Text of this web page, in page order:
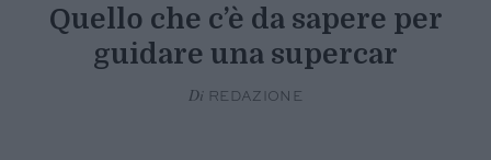
Quello che c’è da sapere per
guidare una supercar
Di REDAZIONE